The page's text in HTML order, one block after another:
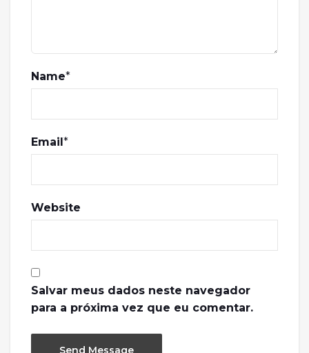
Name*
Email*
Website
Salvar meus dados neste navegador
para a próxima vez que eu comentar.